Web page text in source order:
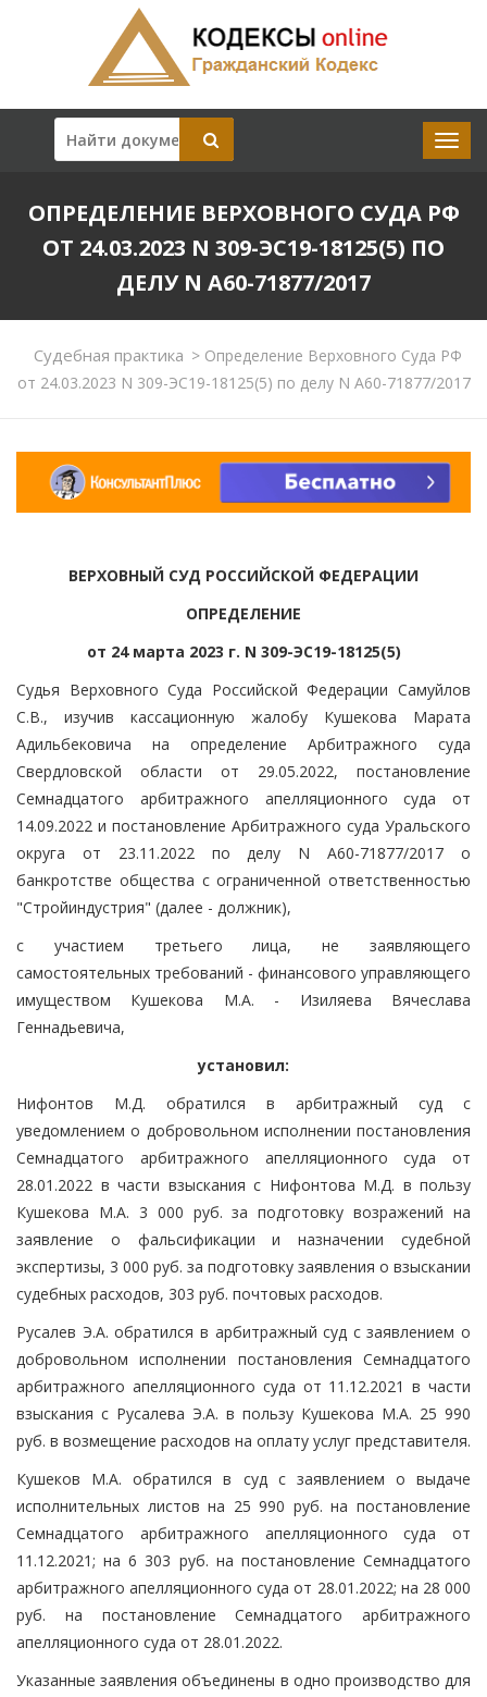
ОПРЕДЕЛЕНИЕ ВЕРХОВНОГО СУДА РФ
ОТ 24.03.2023 N 309-ЭС19-18125(5) ПО
ДЕЛУ N А60-71877/2017
Судебная практика >Определение Верховного Суда РФ
от 24.03.2023 N 309-ЭС19-18125(5) по делу N А60-71877/2017
ВЕРХОВНЫЙ СУД РОССИЙСКОЙ ФЕДЕРАЦИИ
ОПРЕДЕЛЕНИЕ
от 24 марта 2023 г. N 309-ЭС19-18125(5)
Судья Верховного Суда Российской Федерации Самуйлов
С.В., изучив кассационную жалобу Кушекова Марата
Адильбековича на определение Арбитражного суда
Свердловской области от 29.05.2022, постановление
Семнадцатого арбитражного апелляционного суда от
14.09.2022 и постановление Арбитражного суда Уральского
округа от 23.11.2022 по делу N А60-71877/2017 о
банкротстве общества с ограниченной ответственностью
"Стройиндустрия" (далее - должник),
с участием третьего лица, не заявляющего
самостоятельных требований - финансового управляющего
имуществом Кушекова М.А. - Изиляева Вячеслава
Геннадьевича,
установил:
Нифонтов М.Д. обратился в арбитражный суд с
уведомлением о добровольном исполнении постановления
Семнадцатого арбитражного апелляционного суда от
28.01.2022 в части взыскания с Нифонтова М.Д. в пользу
Кушекова М.А. 3 000 руб. за подготовку возражений на
заявление о фальсификации и назначении судебной
экспертизы, 3 000 руб. за подготовку заявления о взыскании
судебных расходов, 303 руб. почтовых расходов.
Русалев Э.А. обратился в арбитражный суд с заявлением о
добровольном исполнении постановления Семнадцатого
арбитражного апелляционного суда от 11.12.2021 в части
взыскания с Русалева Э.А. в пользу Кушекова М.А. 25 990
руб. в возмещение расходов на оплату услуг представителя.
Кушеков М.А. обратился в суд с заявлением о выдаче
исполнительных листов на 25 990 руб. на постановление
Семнадцатого арбитражного апелляционного суда от
11.12.2021; на 6 303 руб. на постановление Семнадцатого
арбитражного апелляционного суда от 28.01.2022; на 28 000
руб. на постановление Семнадцатого арбитражного
апелляционного суда от 28.01.2022.
Указанные заявления объединены в одно производство для